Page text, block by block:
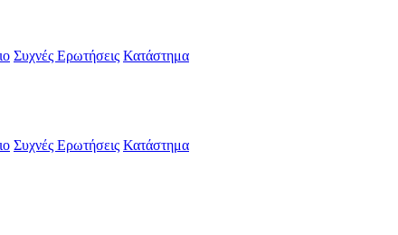
Συχνές Ερωτήσεις Κατάστημα
Συχνές Ερωτήσεις Κατάστημα